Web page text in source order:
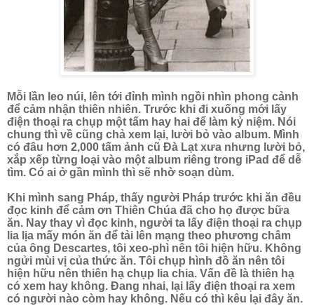
Mỗi lần leo núi, lên tới đỉnh mình ngồi nhìn phong cảnh
để cảm nhận thiên nhiên. Trước khi đi xuống mới lấy
điện thoại ra chụp một tấm hay hai để làm kỷ niệm. Nói
chung thì về cũng chả xem lại, lười bỏ vào album. Mình
có đâu hơn 2,000 tấm ảnh cũ Đà Lạt xưa nhưng lười bỏ,
xắp xếp từng loại vào một album riêng trong iPad để dễ
tìm. Có ai ở gần mình thì sẽ nhờ soạn dùm.
Khi mình sang Pháp, thấy người Pháp trước khi ăn đều
đọc kinh để cảm ơn Thiên Chúa đã cho họ được bữa
ăn. Nay thay vì đọc kinh, người ta lấy điện thoại ra chụp
lia lịa mấy món ăn để tải lên mạng theo phương châm
của ông Descartes, tôi xeo-phì nên tôi hiện hữu. Không
ngửi mùi vị của thức ăn. Tôi chụp hình đồ ăn nên tôi
hiện hữu nên thiên hạ chụp lia chia. Vấn đề là thiên hạ
có xem hay không. Đang nhai, lại lấy điện thoại ra xem
có người nào còm hay không. Nếu có thì kêu lại đây ăn.